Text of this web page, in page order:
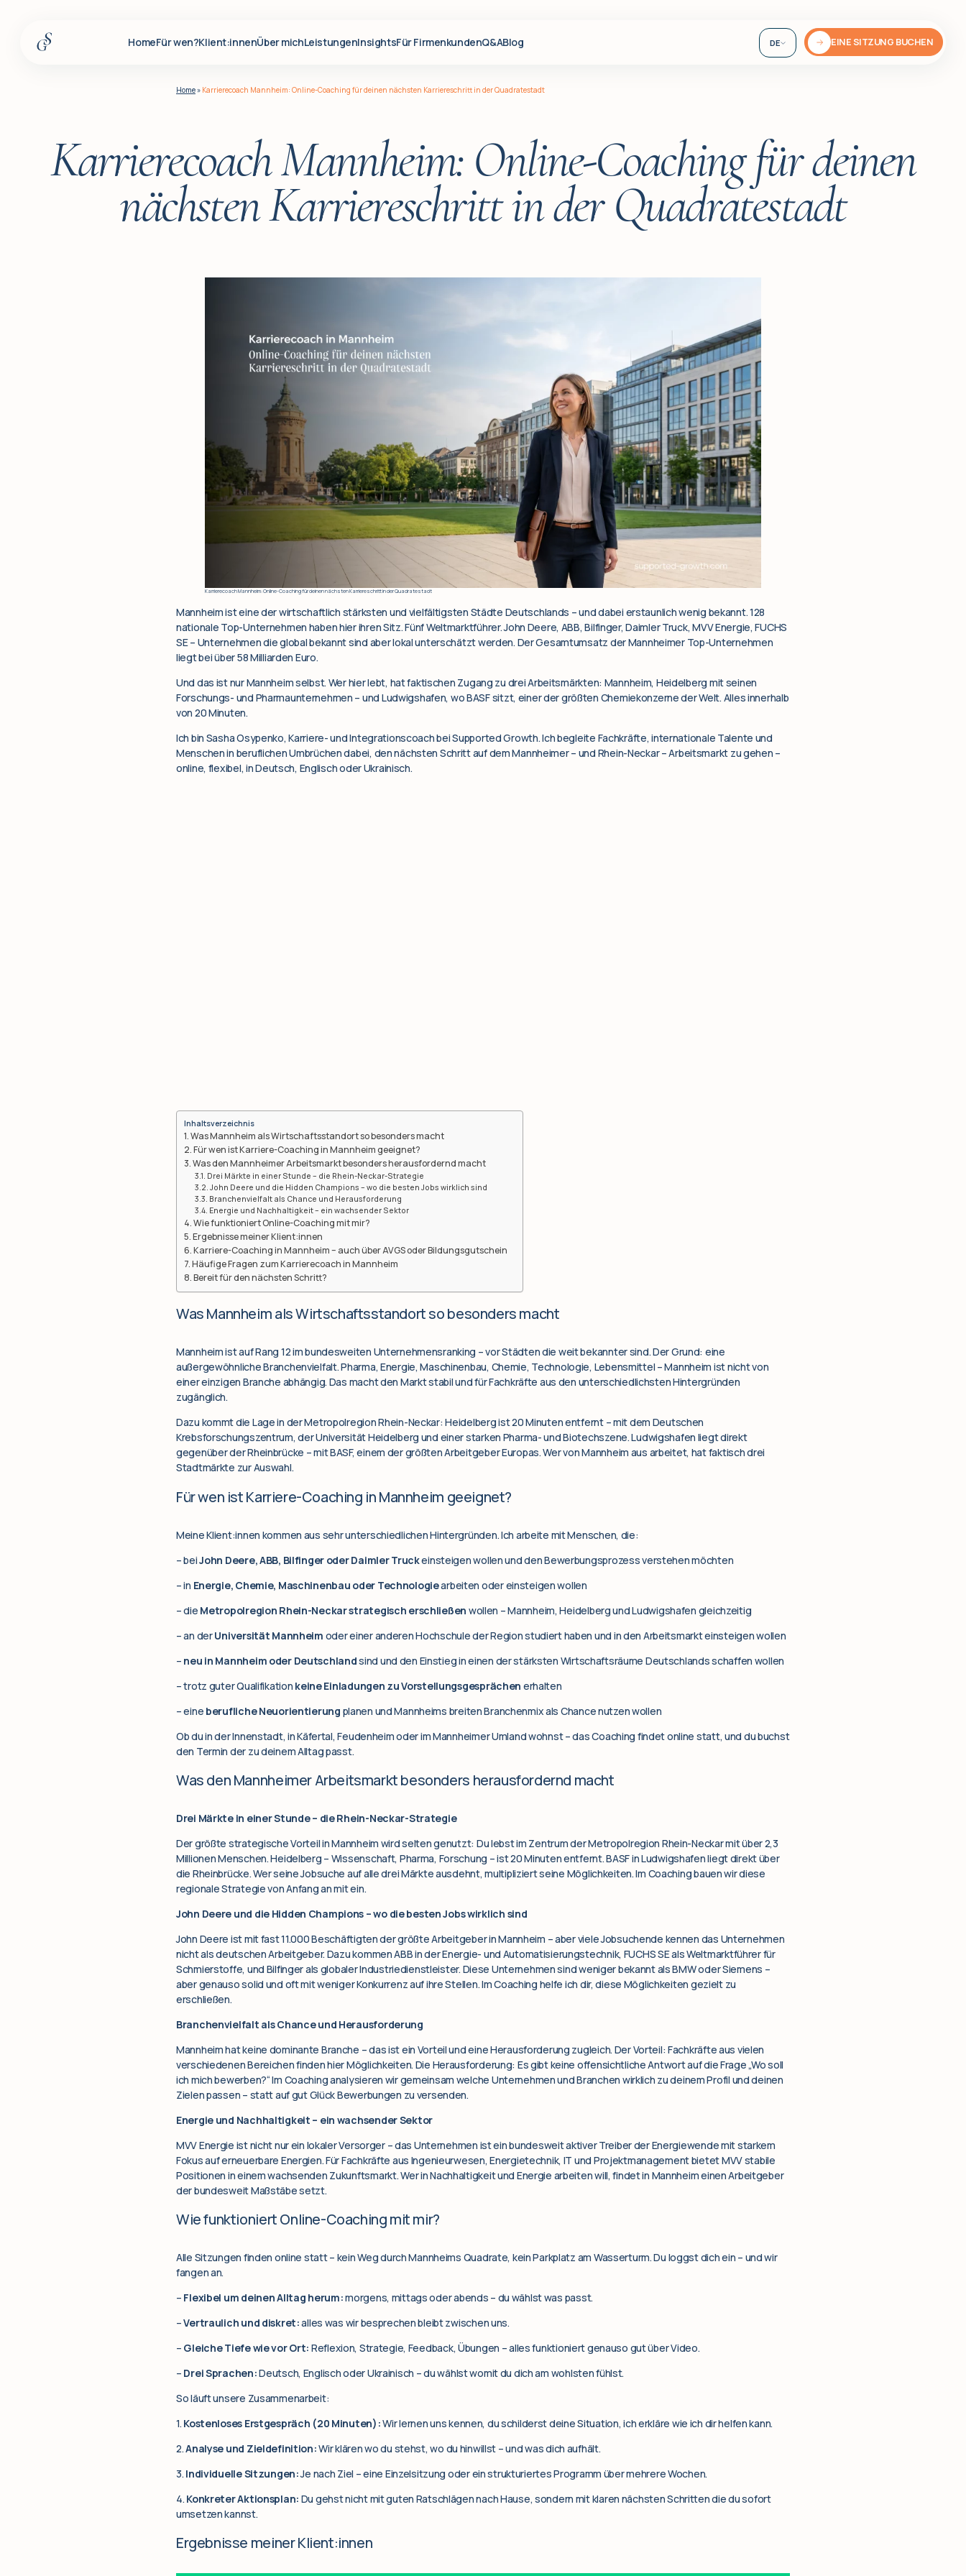
HomeFür wen?Klient:innenÜber michLeistungenInsightsFür FirmenkundenQ&ABlog DE EINE SITZUNG BUCHEN
Über mich
Leistungen
Home» Karrierecoach Mannheim: Online-Coaching für deinen nächsten Karriereschritt in der Quadratestadt
Karrierecoach Mannheim: Online-Coaching für deinen
nächsten Karriereschritt in der Quadratestadt
Karrierecoach Mannheim: Online-Coaching für deinen nächsten Karriereschritt in der Quadratestadt
Mannheim ist eine der wirtschaftlich stärksten und vielfältigsten Städte Deutschlands – und dabei erstaunlich wenig bekannt. 128
nationale Top-Unternehmen haben hier ihren Sitz. Fünf Weltmarktführer. John Deere, ABB, Bilfinger, Daimler Truck, MVV Energie, FUCHS
SE – Unternehmen die global bekannt sind aber lokal unterschätzt werden. Der Gesamtumsatz der Mannheimer Top-Unternehmen
liegt bei über 58 Milliarden Euro.
Und das ist nur Mannheim selbst. Wer hier lebt, hat faktischen Zugang zu drei Arbeitsmärkten: Mannheim, Heidelberg mit seinen
Forschungs- und Pharmaunternehmen – und Ludwigshafen, wo BASF sitzt, einer der größten Chemiekonzerne der Welt. Alles innerhalb
von 20 Minuten.
Ich bin Sasha Osypenko, Karriere- und Integrationscoach bei Supported Growth. Ich begleite Fachkräfte, internationale Talente und
Menschen in beruflichen Umbrüchen dabei, den nächsten Schritt auf dem Mannheimer – und Rhein-Neckar – Arbeitsmarkt zu gehen –
online, flexibel, in Deutsch, Englisch oder Ukrainisch.
Inhaltsverzeichnis
Was Mannheim als Wirtschaftsstandort so besonders macht
Für wen ist Karriere-Coaching in Mannheim geeignet?
Was den Mannheimer Arbeitsmarkt besonders herausfordernd macht
Drei Märkte in einer Stunde – die Rhein-Neckar-Strategie
John Deere und die Hidden Champions – wo die besten Jobs wirklich sind
Branchenvielfalt als Chance und Herausforderung
Energie und Nachhaltigkeit – ein wachsender Sektor
Wie funktioniert Online-Coaching mit mir?
Ergebnisse meiner Klient:innen
Karriere-Coaching in Mannheim – auch über AVGS oder Bildungsgutschein
Häufige Fragen zum Karrierecoach in Mannheim
Bereit für den nächsten Schritt?
Was Mannheim als Wirtschaftsstandort so besonders macht
Mannheim ist auf Rang 12 im bundesweiten Unternehmensranking – vor Städten die weit bekannter sind. Der Grund: eine
außergewöhnliche Branchenvielfalt. Pharma, Energie, Maschinenbau, Chemie, Technologie, Lebensmittel – Mannheim ist nicht von
einer einzigen Branche abhängig. Das macht den Markt stabil und für Fachkräfte aus den unterschiedlichsten Hintergründen
zugänglich.
Dazu kommt die Lage in der Metropolregion Rhein-Neckar: Heidelberg ist 20 Minuten entfernt – mit dem Deutschen
Krebsforschungszentrum, der Universität Heidelberg und einer starken Pharma- und Biotechszene. Ludwigshafen liegt direkt
gegenüber der Rheinbrücke – mit BASF, einem der größten Arbeitgeber Europas. Wer von Mannheim aus arbeitet, hat faktisch drei
Stadtmärkte zur Auswahl.
Für wen ist Karriere-Coaching in Mannheim geeignet?
Meine Klient:innen kommen aus sehr unterschiedlichen Hintergründen. Ich arbeite mit Menschen, die:
– beiJohn Deere, ABB, Bilfinger oder Daimler Truckeinsteigen wollen und den Bewerbungsprozess verstehen möchten
– in Energie, Chemie, Maschinenbau oder Technologiearbeiten oder einsteigen wollen
– die Metropolregion Rhein-Neckar strategisch erschließen wollen – Mannheim, Heidelberg und Ludwigshafen gleichzeitig
– an derUniversität Mannheim oder einer anderen Hochschule der Region studiert haben und in den Arbeitsmarkt einsteigen wollen
– neu in Mannheim oder Deutschlandsind und den Einstieg in einen der stärksten Wirtschaftsräume Deutschlands schaffen wollen
– trotz guter Qualifikation keine Einladungen zu Vorstellungsgesprächen erhalten
– eine berufliche Neuorientierung planen und Mannheims breiten Branchenmix als Chance nutzen wollen
Ob du in der Innenstadt, in Käfertal, Feudenheim oder im Mannheimer Umland wohnst – das Coaching findet online statt, und du buchst
den Termin der zu deinem Alltag passt.
Was den Mannheimer Arbeitsmarkt besonders herausfordernd macht
Drei Märkte in einer Stunde – die Rhein-Neckar-Strategie
Der größte strategische Vorteil in Mannheim wird selten genutzt: Du lebst im Zentrum der Metropolregion Rhein-Neckar mit über 2,3
Millionen Menschen. Heidelberg – Wissenschaft, Pharma, Forschung – ist 20 Minuten entfernt. BASF in Ludwigshafen liegt direkt über
die Rheinbrücke. Wer seine Jobsuche auf alle drei Märkte ausdehnt, multipliziert seine Möglichkeiten. Im Coaching bauen wir diese
regionale Strategie von Anfang an mit ein.
John Deere und die Hidden Champions – wo die besten Jobs wirklich sind
John Deere ist mit fast 11.000 Beschäftigten der größte Arbeitgeber in Mannheim – aber viele Jobsuchende kennen das Unternehmen
nicht als deutschen Arbeitgeber. Dazu kommen ABB in der Energie- und Automatisierungstechnik, FUCHS SE als Weltmarktführer für
Schmierstoffe, und Bilfinger als globaler Industriedienstleister. Diese Unternehmen sind weniger bekannt als BMW oder Siemens –
aber genauso solid und oft mit weniger Konkurrenz auf ihre Stellen. Im Coaching helfe ich dir, diese Möglichkeiten gezielt zu
erschließen.
Branchenvielfalt als Chance und Herausforderung
Mannheim hat keine dominante Branche – das ist ein Vorteil und eine Herausforderung zugleich. Der Vorteil: Fachkräfte aus vielen
verschiedenen Bereichen finden hier Möglichkeiten. Die Herausforderung: Es gibt keine offensichtliche Antwort auf die Frage „Wo soll
ich mich bewerben?“ Im Coaching analysieren wir gemeinsam welche Unternehmen und Branchen wirklich zu deinem Profil und deinen
Zielen passen – statt auf gut Glück Bewerbungen zu versenden.
Energie und Nachhaltigkeit – ein wachsender Sektor
MVV Energie ist nicht nur ein lokaler Versorger – das Unternehmen ist ein bundesweit aktiver Treiber der Energiewende mit starkem
Fokus auf erneuerbare Energien. Für Fachkräfte aus Ingenieurwesen, Energietechnik, IT und Projektmanagement bietet MVV stabile
Positionen in einem wachsenden Zukunftsmarkt. Wer in Nachhaltigkeit und Energie arbeiten will, findet in Mannheim einen Arbeitgeber
der bundesweit Maßstäbe setzt.
Wie funktioniert Online-Coaching mit mir?
Alle Sitzungen finden online statt – kein Weg durch Mannheims Quadrate, kein Parkplatz am Wasserturm. Du loggst dich ein – und wir
fangen an.
– Flexibel um deinen Alltag herum:morgens, mittags oder abends – du wählst was passt.
–Vertraulich und diskret:alles was wir besprechen bleibt zwischen uns.
– Gleiche Tiefe wie vor Ort: Reflexion, Strategie, Feedback, Übungen – alles funktioniert genauso gut über Video.
– Drei Sprachen:Deutsch, Englisch oder Ukrainisch – du wählst womit du dich am wohlsten fühlst.
So läuft unsere Zusammenarbeit:
1. Kostenloses Erstgespräch (20 Minuten):Wir lernen uns kennen, du schilderst deine Situation, ich erkläre wie ich dir helfen kann.
2.Analyse und Zieldefinition:Wir klären wo du stehst, wo du hinwillst – und was dich aufhält.
3. Individuelle Sitzungen:Je nach Ziel – eine Einzelsitzung oder ein strukturiertes Programm über mehrere Wochen.
4. Konkreter Aktionsplan: Du gehst nicht mit guten Ratschlägen nach Hause, sondern mit klaren nächsten Schritten die du sofort
umsetzen kannst.
Ergebnisse meiner Klient:innen